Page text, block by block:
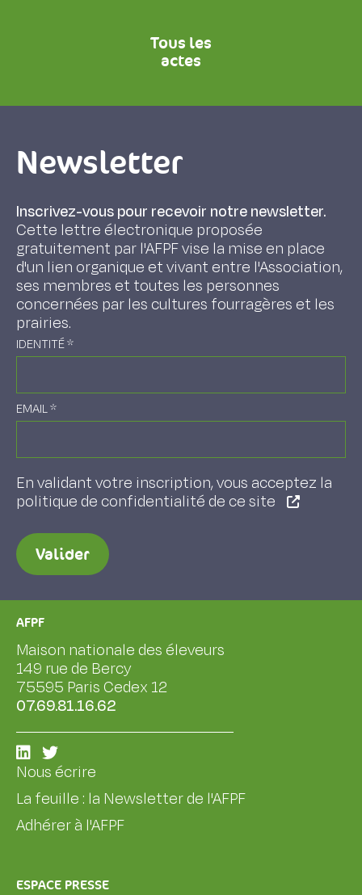
Tous les
actes
Newsletter
Inscrivez-vous pour recevoir notre newsletter.
Cette lettre électronique proposée
gratuitement par l'AFPF vise la mise en place
d'un lien organique et vivant entre l'Association,
ses membres et toutes les personnes
concernées par les cultures fourragères et les
prairies.
IDENTITÉ*
EMAIL*
En validant votre inscription, vous acceptez la
politique de confidentialité de ce site
Valider
AFPF
Maison nationale des éleveurs
149 rue de Bercy
75595 Paris Cedex 12
07.69.81.16.62
Nous écrire
La feuille : la Newsletter de l'AFPF
Adhérer à l'AFPF
ESPACE PRESSE